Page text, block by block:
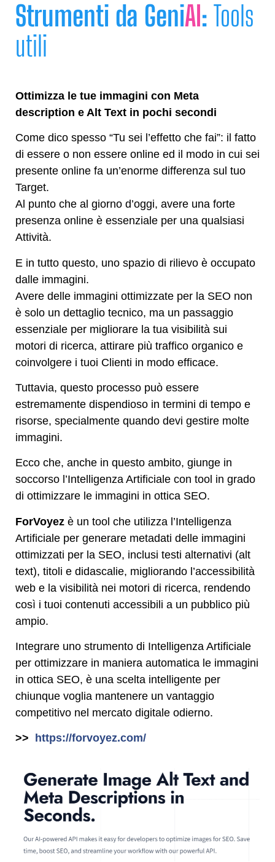
Strumenti da GeniAI: Tools
utili
Ottimizza le tue immagini con Meta
description e Alt Text in pochi secondi
Come dico spesso “Tu sei l’effetto che fai”: il fatto
di essere o non essere online ed il modo in cui sei
presente online fa un’enorme differenza sul tuo
Target.
Al punto che al giorno d’oggi, avere una forte
presenza online è essenziale per una qualsiasi
Attività.
E in tutto questo, uno spazio di rilievo è occupato
dalle immagini.
Avere delle immagini ottimizzate per la SEO non
è solo un dettaglio tecnico, ma un passaggio
essenziale per migliorare la tua visibilità sui
motori di ricerca, attirare più traffico organico e
coinvolgere i tuoi Clienti in modo efficace.
Tuttavia, questo processo può essere
estremamente dispendioso in termini di tempo e
risorse, specialmente quando devi gestire molte
immagini.
Ecco che, anche in questo ambito, giunge in
soccorso l’Intelligenza Artificiale con tool in grado
di ottimizzare le immagini in ottica SEO.
ForVoyez è un tool che utilizza l’Intelligenza
Artificiale per generare metadati delle immagini
ottimizzati per la SEO, inclusi testi alternativi (alt
text), titoli e didascalie, migliorando l’accessibilità
web e la visibilità nei motori di ricerca, rendendo
così i tuoi contenuti accessibili a un pubblico più
ampio.
Integrare uno strumento di Intelligenza Artificiale
per ottimizzare in maniera automatica le immagini
in ottica SEO, è una scelta intelligente per
chiunque voglia mantenere un vantaggio
competitivo nel mercato digitale odierno.
>> https://forvoyez.com/